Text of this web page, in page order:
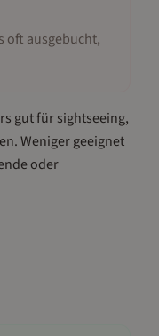
oft ausgebucht,
gut fürsightseeing,
.Weniger geeignet
oder